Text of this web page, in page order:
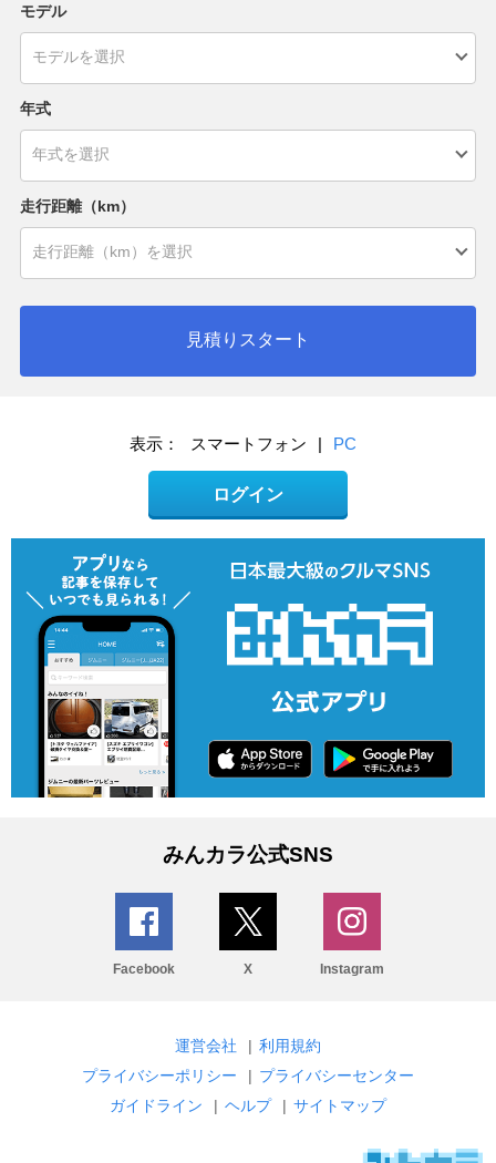
モデル
年式
走行距離（km）
見積りスタート
表示： スマートフォン | PC
ログイン
みんカラ公式SNS
Facebook X Instagram
運営会社 | 利用規約
プライバシーポリシー
| プライバシーセンター
ガイドライン
| ヘルプ | サイトマップ